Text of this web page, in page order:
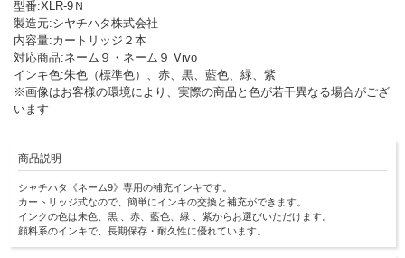
型番:XLR-9Ｎ
製造元:シヤチハタ株式会社
内容量:カートリッジ２本
対応商品:ネーム９・ネーム９ Vivo
インキ色:朱色（標準色）、赤、黒、藍色、緑、紫
※画像はお客様の環境により、実際の商品と色が若干異なる場合がござ
います
商品説明
シャチハタ《ネーム9》専用の補充インキです。
カートリッジ式なので、簡単にインキの交換と補充ができます。
インクの色は朱色、黒 、赤、藍色、緑 、紫からお選びいただけます。
顔料系のインキで、長期保存・耐久性に優れています。